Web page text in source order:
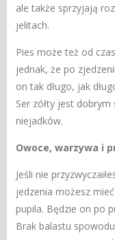
ale także sprzyjają
jelitach.
Pies może też od
jednak, że po
on tak długo, jak
Ser zółty jest
niejadków.
Owoce, warzywa i
Jeśli nie
jedzenia możesz
pupila. Będzie on po
Brak balastu